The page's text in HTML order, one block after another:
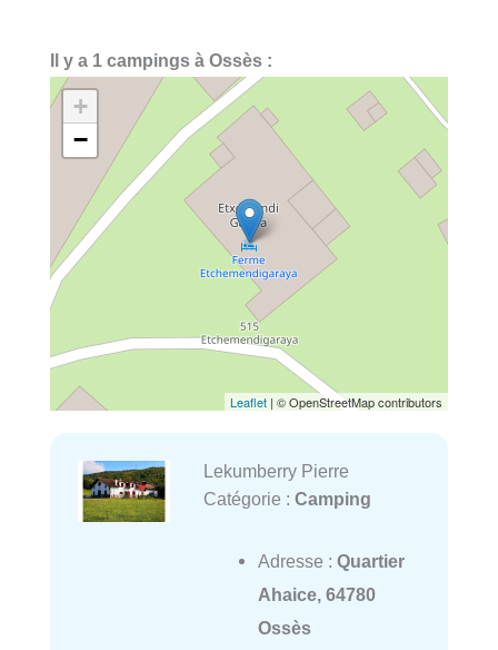
Il y a 1 campings à Ossès :
+
−
Leaflet | © OpenStreetMap contributors
Lekumberry Pierre
Catégorie : Camping
Adresse : Quartier
Ahaice, 64780
Ossès